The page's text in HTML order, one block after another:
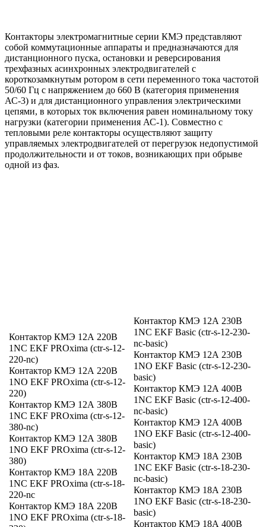
Контакторы электромагнитные серии КМЭ представляют
собой коммутационные аппараты и предназначаются для
дистанционного пуска, остановки и реверсирования
трехфазных асинхронных электродвигателей с
короткозамкнутым ротором в сети переменного тока частотой
50/60 Гц с напряжением до 660 В (категория применения
АС-3) и для дистанционного управления электрическими
цепями, в которых ток включения равен номинальному току
нагрузки (категории применения АС-1). Совместно с
тепловыми реле контакторы осуществляют защиту
управляемых электродвигателей от перегрузок недопустимой
продолжительности и от токов, возникающих при обрыве
одной из фаз.
Контактор КМЭ 12А 220В
1NC EKF PROxima (ctr-s-12-
220-nc)
Контактор КМЭ 12А 220В
1NO EKF PROxima (ctr-s-12-
220)
Контактор КМЭ 12А 380В
1NC EKF PROxima (ctr-s-12-
380-nc)
Контактор КМЭ 12А 380В
1NO EKF PROxima (ctr-s-12-
380)
Контактор КМЭ 18А 220В
1NC EKF PROxima (ctr-s-18-
220-nc
Контактор КМЭ 18А 220В
1NO EKF PROxima (ctr-s-18-
Контактор КМЭ 12А 230В
1NC EKF Basic (ctr-s-12-230-
nc-basic)
Контактор КМЭ 12А 230В
1NO EKF Basic (ctr-s-12-230-
basic)
Контактор КМЭ 12А 400В
1NC EKF Basic (ctr-s-12-400-
nc-basic)
Контактор КМЭ 12А 400В
1NO EKF Basic (ctr-s-12-400-
basic)
Контактор КМЭ 18А 230В
1NC EKF Basic (ctr-s-18-230-
nc-basic)
Контактор КМЭ 18А 230В
1NO EKF Basic (ctr-s-18-230-
basic)
Контактор КМЭ 18А 400В